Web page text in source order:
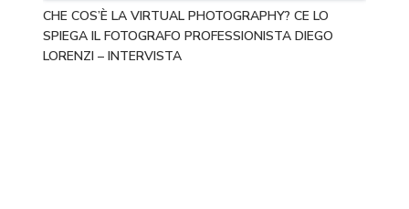
CHE COS’È LA VIRTUAL PHOTOGRAPHY? CE LO
SPIEGA IL FOTOGRAFO PROFESSIONISTA DIEGO
LORENZI – INTERVISTA